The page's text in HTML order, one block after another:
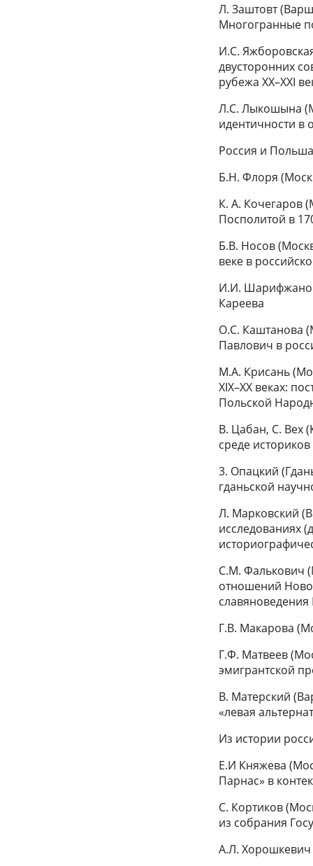
Л. Заштовт
Многогранные
И.С.
двусторонних
рубежа ХХ–ХХІ
Л.С. Лыкошына
идентичности в
Россия и
Б.Н. Флоря
К. А. Кочегаров
Посполитой в
Б.В. Носов
веке в
И.И.
Кареева
О.С. Каштанова
Павлович в
М.А. Крисань
XIX–XX веках:
Польской
В. Цабан, С. Вех
среде
3. Опацкий
гданьской
Л. Марковский
исследованиях
С.М. Фалькович
отношений
Г.В. Макарова
Г.Ф. Матвеев
эмигрантской
В. Матерский
«левая
Из истории
Е.И Княжева
Парнас» в
C. Кортиков
из собрания
А.Л. Хорошкевич